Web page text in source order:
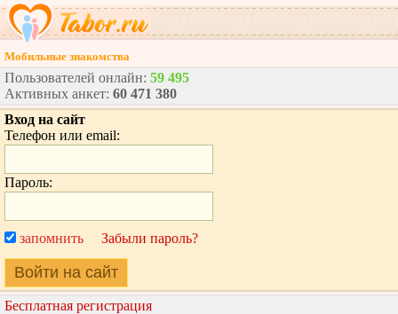
Мобильные знакомства
Пользователей онлайн: 59 495
Активных анкет: 60 471 380
Вход на сайт
Телефон или email:
Пароль:
запомнить Забыли пароль?
Войти на сайт
Бесплатная регистрация